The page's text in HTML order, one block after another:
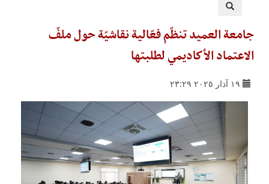
جامعة العميد تنظّم فعّالية نقاشيّة حول ملفّ
الاعتماد الأكاديمي لطلبتها
١٩ آذار ٢٠٢٥ ٢٣:٢٩